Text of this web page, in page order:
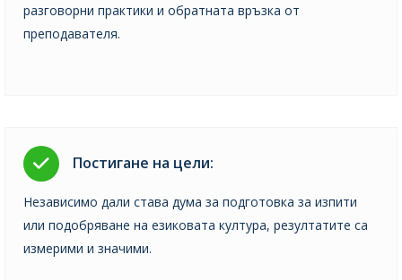
разговорни практики и обратната връзка от
преподавателя.
Постигане на цели:
Независимо дали става дума за подготовка за изпити
или подобряване на езиковата култура, резултатите са
измерими и значими.